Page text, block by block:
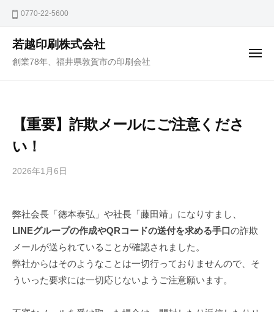
0770-22-5600
若越印刷株式会社
創業78年、福井県敦賀市の印刷会社
メ
【重要】詐欺メールにご注意くださ
い！
2026年1月6日
a
k
u
e
弊社会長「徳本泰弘」や社長「藤田靖」になりすまし、
LINEグループの作成やQRコードの送付を求める手口の詐欺
メールが送られていることが確認されました。
弊社からはそのようなことは一切行っておりませんので、そ
ういった要求には一切応じないようご注意願います。